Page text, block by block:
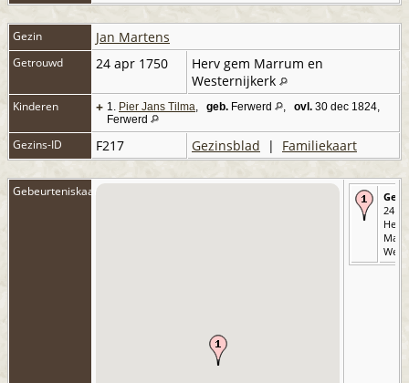
Gezin Jan Martens
Getrouwd 24 apr 1750
Herv gem Marrum en
Westernijkerk
Kinderen + 1. Pier Jans Tilma, geb. Ferwerd , ovl. 30 dec 1824,
Ferwerd
Gezins-ID F217 Gezinsblad | Familiekaart
Gebeurteniskaart
24
Herv